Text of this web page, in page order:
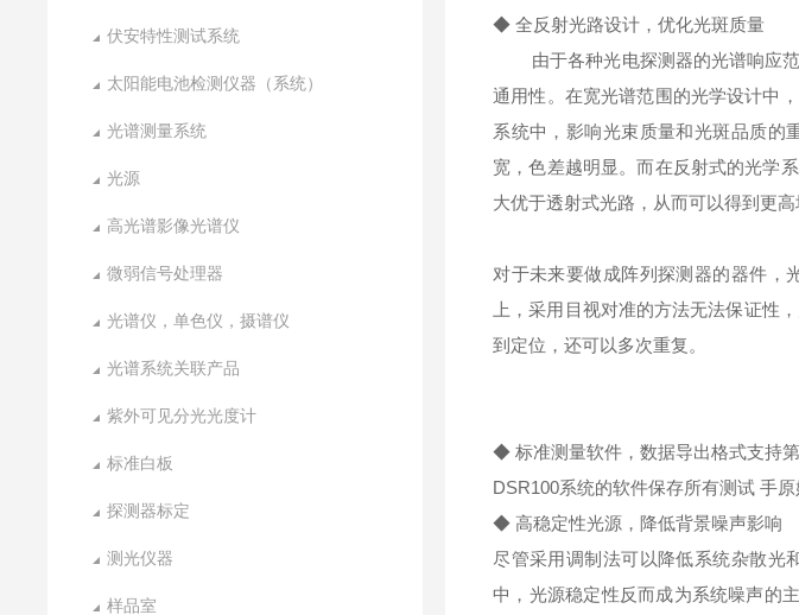
伏安特性测试系统
太阳能电池检测仪器（系统）
光谱测量系统
光源
高光谱影像光谱仪
微弱信号处理器
光谱仪，单色仪，摄谱仪
光谱系统关联产品
紫外可见分光光度计
标准白板
探测器标定
测光仪器
样品室
◆ 全反射光路设计，优化光斑质量
由于各种光电探测器的光谱响应范
通用性。在宽光谱范围的光学设计中
系统中，影响光束质量和光斑品质的
宽，色差越明显。而在反射式的光学
大优于透射式光路，从而可以得到更
对于未来要做成阵列探测器的器件，
上，采用目视对准的方法无法保证性
到定位，还可以多次重复。
◆ 标准测量软件，数据导出格式支持
DSR100系统的软件保存所有测试 手
◆ 高稳定性光源，降低背景噪声影响
尽管采用调制法可以降低系统杂散光
中，光源稳定性反而成为系统噪声的